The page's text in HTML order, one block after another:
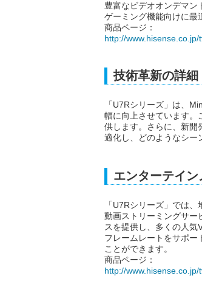
豊富なビデオオンデマン
ゲーミング機能向けに最
商品ページ：
http://www.hisense.co.jp/
技術革新の詳細
「U7Rシリーズ」は、
幅に向上させています。
供します。さらに、新開
適化し、どのようなシー
エンターテイ
「U7Rシリーズ」では
動画ストリーミングサー
スを提供し、多くの人
フレームレートをサポー
ことができます。
商品ページ：
http://www.hisense.co.jp/